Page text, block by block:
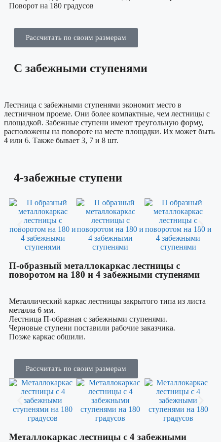
Поворот на 180 градусов
Рассчитать по своим размерам
С забежными ступенями
Лестница с забежными ступенями экономит место в
лестничном проеме. Они более компактные, чем лестницы с
площадкой. Забежные ступени имеют треугольную форму,
расположены на повороте на месте площадки. Их может быть
4 или 6. Также бывает 3, 7 и 8 шт.
4-забежные ступени
П-образный металлокаркас лестницы с
поворотом на 180 и 4 забежными ступенями
Металлический каркас лестницы закрытого типа из листа
металла 6 мм.
Лестница П-образная с забежными ступенями.
Черновые ступени поставили рабочие заказчика.
Позже каркас обшили.
Рассчитать по своим размерам
Металлокаркас лестницы с 4 забежными